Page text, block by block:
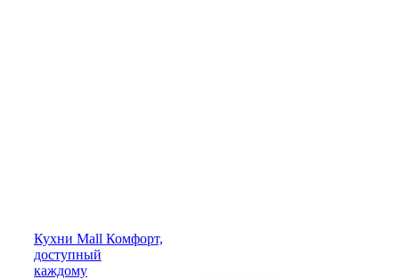
Кухни Mall Комфорт,
доступный
каждому